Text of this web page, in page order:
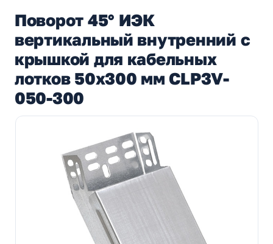
Поворот 45° ИЭК
вертикальный внутренний с
крышкой для кабельных
лотков 50х300 мм CLP3V-
050-300